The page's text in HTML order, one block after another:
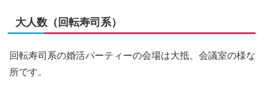
大人数（回転寿司系）
回転寿司系の婚活パーティーの会場は大抵、会議室の様な
所です。